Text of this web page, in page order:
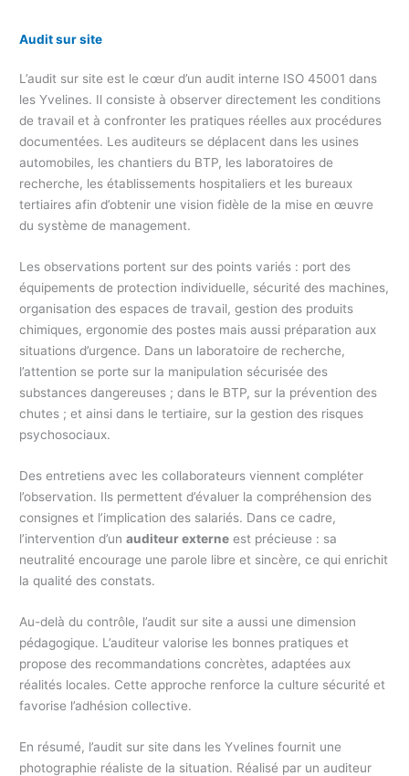
Audit sur site
L’audit sur site est le cœur d’un audit interne ISO 45001 dans
les Yvelines. Il consiste à observer directement les conditions
de travail et à confronter les pratiques réelles aux procédures
documentées. Les auditeurs se déplacent dans les usines
automobiles, les chantiers du BTP, les laboratoires de
recherche, les établissements hospitaliers et les bureaux
tertiaires afin d’obtenir une vision fidèle de la mise en œuvre
du système de management.
Les observations portent sur des points variés : port des
équipements de protection individuelle, sécurité des machines,
organisation des espaces de travail, gestion des produits
chimiques, ergonomie des postes mais aussi préparation aux
situations d’urgence. Dans un laboratoire de recherche,
l’attention se porte sur la manipulation sécurisée des
substances dangereuses ; dans le BTP, sur la prévention des
chutes ; et ainsi dans le tertiaire, sur la gestion des risques
psychosociaux.
Des entretiens avec les collaborateurs viennent compléter
l’observation. Ils permettent d’évaluer la compréhension des
consignes et l’implication des salariés. Dans ce cadre,
l’intervention d’unauditeur externe est précieuse : sa
neutralité encourage une parole libre et sincère, ce qui enrichit
la qualité des constats.
Au-delà du contrôle, l’audit sur site a aussi une dimension
pédagogique. L’auditeur valorise les bonnes pratiques et
propose des recommandations concrètes, adaptées aux
réalités locales. Cette approche renforce la culture sécurité et
favorise l’adhésion collective.
En résumé, l’audit sur site dans les Yvelines fournit une
photographie réaliste de la situation. Réalisé par un auditeur